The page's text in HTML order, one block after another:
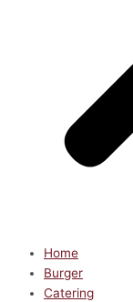
Home
Burger
Catering